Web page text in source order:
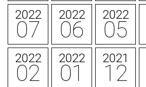
2022
07
2022
06
2022
05
2022
02
2022
01
2021
12